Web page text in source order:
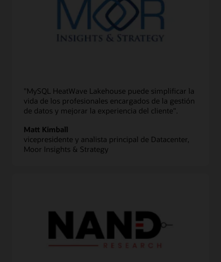
"MySQL HeatWave Lakehouse puede simplificar la
vida de los profesionales encargados de la gestión
de datos y mejorar la experiencia del cliente".
Matt Kimball
vicepresidente y analista principal de Datacenter,
Moor Insights & Strategy